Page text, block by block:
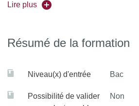
Repérer dans un texte juridique les
droit international, et les replacer
Se servir aisément des
Lire plus
Résumé de la formation
Niveau(x) d'entrée Bac
Possibilité de valider
Non